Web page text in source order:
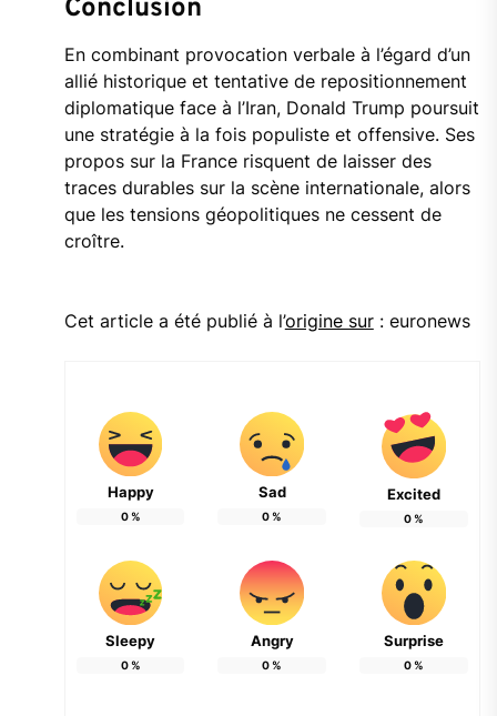
Conclusion
En combinant provocation verbale à l’égard d’un
allié historique et tentative de repositionnement
diplomatique face à l’Iran, Donald Trump poursuit
une stratégie à la fois populiste et offensive. Ses
propos sur la France risquent de laisser des
traces durables sur la scène internationale, alors
que les tensions géopolitiques ne cessent de
croître.
Cet article a été publié à l’origine sur: euronews
Happy
0%
Sad
0%
Excited
0%
Sleepy
0%
Angry
0%
Surprise
0%